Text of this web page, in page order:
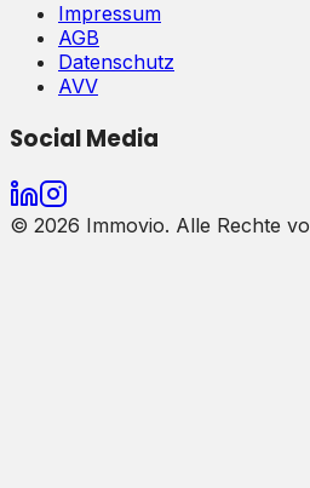
Impressum
AGB
Datenschutz
AVV
Social Media
© 2026 Immovio. Alle Rechte